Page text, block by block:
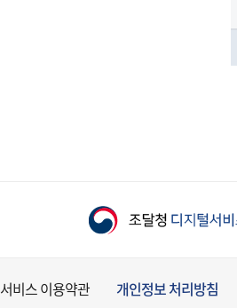
서비스 이용약관 개인정보 처리방침